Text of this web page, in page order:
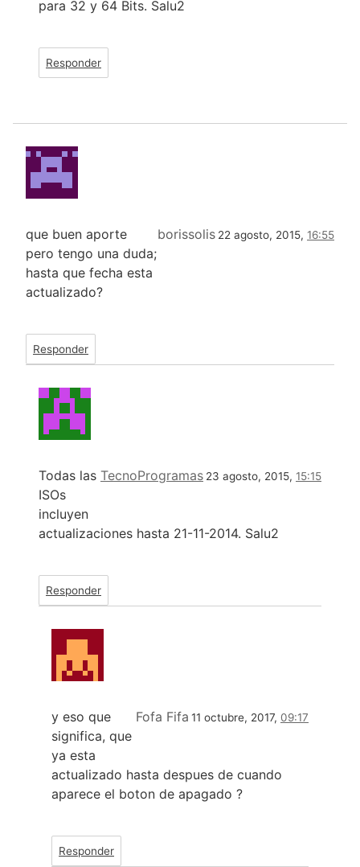
para 32 y 64 Bits. Salu2
Responder
borissolis 22 agosto, 2015, 16:55
que buen aporte
pero tengo una duda;
hasta que fecha esta
actualizado?
Responder
TecnoProgramas 23 agosto, 2015, 15:15
Todas las
ISOs
incluyen
actualizaciones hasta 21-11-2014. Salu2
Responder
Fofa Fifa 11 octubre, 2017, 09:17
y eso que
significa, que
ya esta
actualizado hasta despues de cuando
aparece el boton de apagado ?
Responder